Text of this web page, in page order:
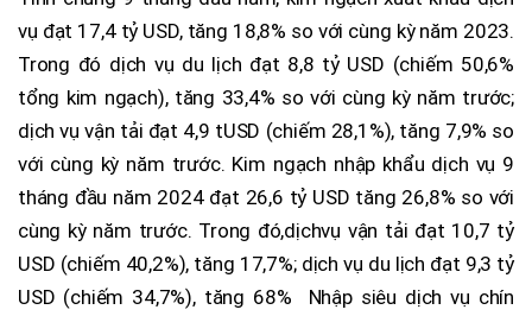
vụ đạt 17,4 tỷ USD, tăng 18,8% so với cùng kỳ năm 2023.
Trong đó dịch vụ du lịch đạt 8,8 tỷ USD (chiếm 50,6%
tổng kim ngạch), tăng 33,4% so với cùng kỳ năm trước;
dịch vụ vận tải đạt 4,9 tUSD (chiếm 28,1%), tăng 7,9% so
với cùng kỳ năm trước. Kim ngạch nhập khẩu dịch vụ 9
tháng đầu năm 2024 đạt 26,6 tỷ USD tăng 26,8% so với
cùng kỳ năm trước. Trong đó,dịchvụ vận tải đạt 10,7 tỷ
USD (chiếm 40,2%), tăng 17,7%; dịch vụ du lịch đạt 9,3 tỷ
USD (chiếm 34,7%), tăng 68% Nhập siêu dịch vụ chín